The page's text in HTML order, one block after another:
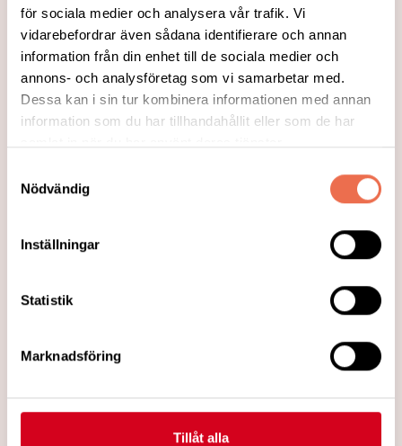
för sociala medier och analysera vår trafik. Vi
vidarebefordrar även sådana identifierare och annan
information från din enhet till de sociala medier och
annons- och analysföretag som vi samarbetar med.
Dessa kan i sin tur kombinera informationen med annan
information som du har tillhandahållit eller som de har
Nödvändig
Inställningar
Statistik
Marknadsföring
Tillåt alla
Styrelsen för Neuro Skellefteå har
sammanställt ett informationsblad om
föreningens verksamhet.
Informationsbladet kommer att finnas
tillgängligt i fysisk form, men du kan läsa
Läs mer